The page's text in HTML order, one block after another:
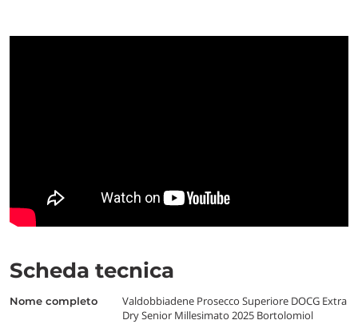
Scheda tecnica
nome completo
Valdobbiadene Prosecco Superiore DOCG Extra
Dry Senior Millesimato 2025 Bortolomiol